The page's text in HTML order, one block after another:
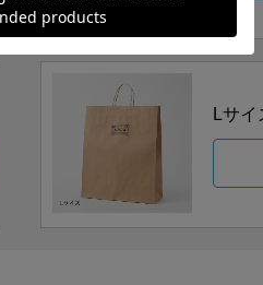
Lサイ